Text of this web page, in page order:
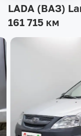
LADA (ВАЗ)
161 715 км